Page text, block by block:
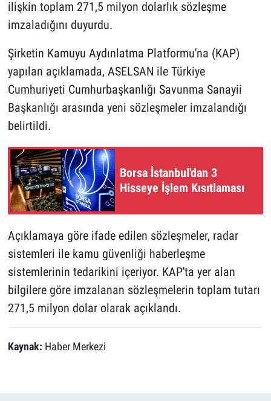
ilişkin toplam 271,5 milyon dolarlık sözleşme
imzaladığını duyurdu.
Şirketin Kamuyu Aydınlatma Platformu'na (KAP)
yapılan açıklamada, ASELSAN ile Türkiye
Cumhuriyeti Cumhurbaşkanlığı Savunma Sanayii
Başkanlığı arasında yeni sözleşmeler imzalandığı
belirtildi.
Borsa İstanbul'dan 3
Hisseye İşlem Kısıtlaması
Açıklamaya göre ifade edilen sözleşmeler, radar
sistemleri ile kamu güvenliği haberleşme
sistemlerinin tedarikini içeriyor. KAP'ta yer alan
bilgilere göre imzalanan sözleşmelerin toplam tutarı
271,5 milyon dolar olarak açıklandı.
Kaynak: Haber Merkezi